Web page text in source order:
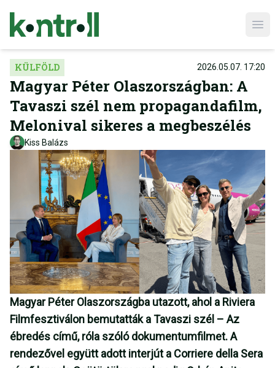
KÜLFÖLD 2026.05.07. 17:20
Magyar Péter Olaszországban: A
Tavaszi szél nem propagandafilm,
Melonival sikeres a megbeszélés
Kiss Balázs
Magyar Péter Olaszországba utazott, ahol a Riviera
Filmfesztiválon bemutatták a Tavaszi szél – Az
ébredés című, róla szóló dokumentumfilmet. A
rendezővel együtt adott interjút a Corriere della Sera